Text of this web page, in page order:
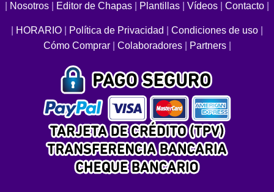
Nosotros Editor de Chapas Plantillas Vídeos Contacto
HORARIO Política de Privacidad Condiciones de uso
Cómo Comprar
Colaboradores Partners